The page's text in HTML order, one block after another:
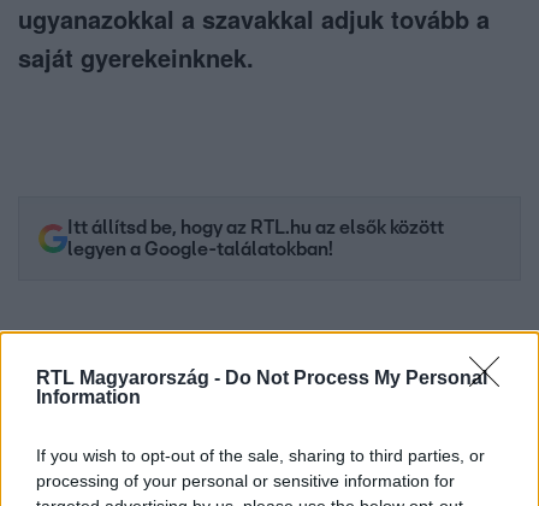
RTL Magyarország - Do Not Process My Personal
Information
If you wish to opt-out of the sale, sharing to third parties, or
processing of your personal or sensitive information for
ugyanazokkal a szavakkal adjuk tovább a
saját gyerekeinknek.
Itt állítsd be, hogy az RTL.hu az elsők között
legyen a Google-találatokban!